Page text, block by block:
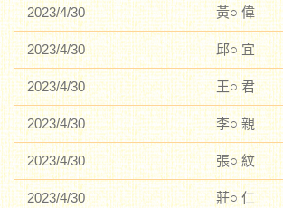
2023/4/30 黃○ 偉
2023/4/30 邱○ 宜
2023/4/30 王○ 君
2023/4/30 李○ 親
2023/4/30 張○ 紋
2023/4/30 莊○ 仁